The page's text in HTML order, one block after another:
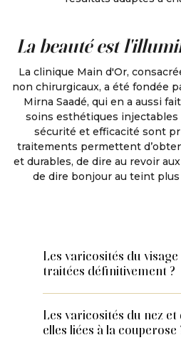
La beauté est
La clinique Main d'Or,
non chirurgicaux, a été fondée
Mirna Saadé, qui en a aussi
soins esthétiques injectables
sécurité et efficacité sont
traitements permettent
et durables, de dire au revoir
de dire bonjour au teint
Les varicosités du
traitées définitivement ?
significativement
traitement ciblé et
Les varicosités du nez et
elles liées à la couperose